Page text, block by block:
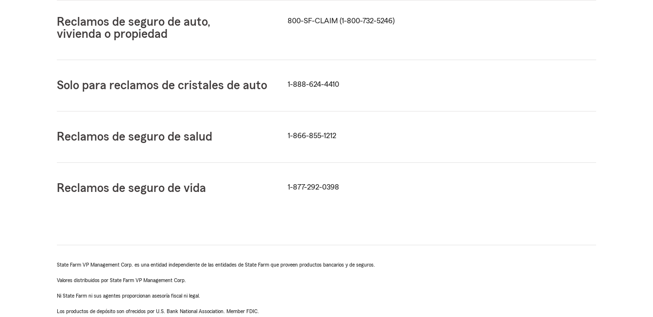
Reclamos de seguro de auto,
vivienda o propiedad
800-SF-CLAIM (1-800-732-5246)
Solo para reclamos de cristales de auto 1-888-624-4410
Reclamos de seguro de salud 1-866-855-1212
Reclamos de seguro de vida 1-877-292-0398
State Farm VP Management Corp. es una entidad independiente de las entidades de State Farm que proveen productos bancarios y de seguros.
Valores distribuidos por State Farm VP Management Corp.
Ni State Farm ni sus agentes proporcionan asesoría fiscal ni legal.
Los productos de depósito son ofrecidos por U.S. Bank National Association. Member FDIC.